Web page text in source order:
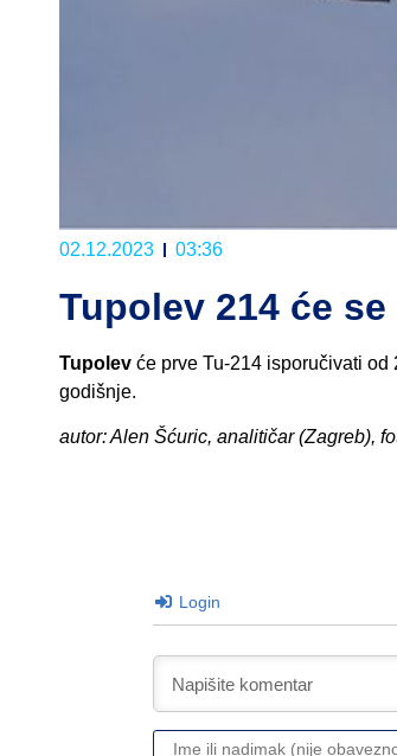
02.12.2023 03:36
Tupolev 214 će
Tupolev će prve Tu-214 isporučivati
godišnje.
autor: Alen Šćuric, analitičar (Zagreb),
Login